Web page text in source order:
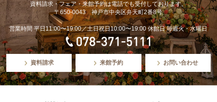
資料請求・フェア・来館予約は電話でも受付しております。
〒650-0043 神戸市中央区弁天町2番8号
営業時間 平日11:00〜19:00／土日祝日10:00〜19:00 休館日 毎週火・水曜日
資料請求 来館予約 お問い合わせ